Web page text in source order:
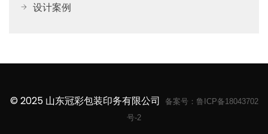
设计案例
© 2025 山东冠彩包装印务有限公司 备案号： 鲁ICP备18043702
号-2